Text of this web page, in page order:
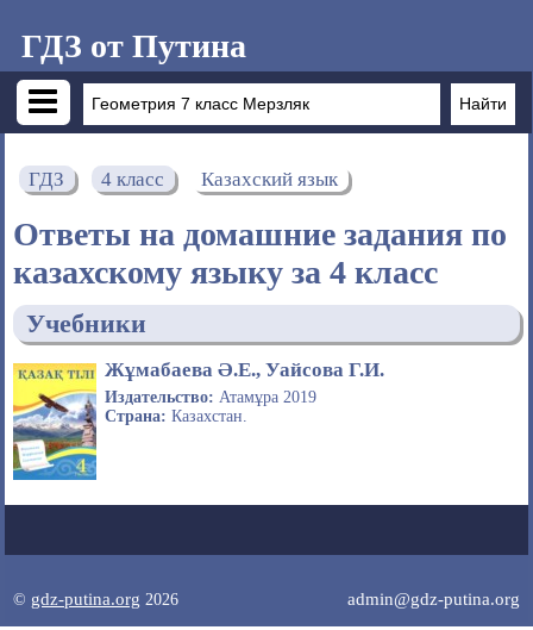
ГДЗ от Путина
ГДЗ 4 класс Казахский язык
Ответы на домашние задания по
казахскому языку за 4 класс
Учебники
Жұмабаева Ә.Е., Уайсова Г.И.
Издательство: Атамұра 2019
Страна: Казахстан.
© gdz-putina.org 2026 admin@gdz-putina.org